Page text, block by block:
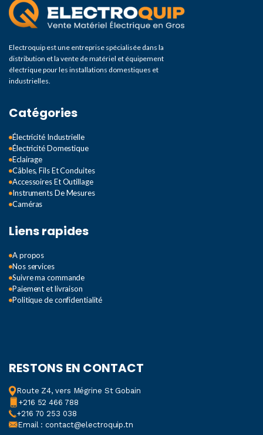
Electroquip est une entreprise spécialisée dans la
distribution et la vente de matériel et équipement
électrique pour les installations domestiques et
industrielles.
Catégories
Électricité Industrielle
Électricité Domestique
Eclairage
Câbles, Fils Et Conduites
Accessoires Et Outillage
Instruments De Mesures
Caméras
Liens rapides
A propos
Nos services
Suivre ma commande
Paiement et livraison
Politique de confidentialité
RESTONS EN CONTACT
Route Z4, vers Mégrine St Gobain
+216 52 466 788
+216 70 253 038
Email : contact@electroquip.tn